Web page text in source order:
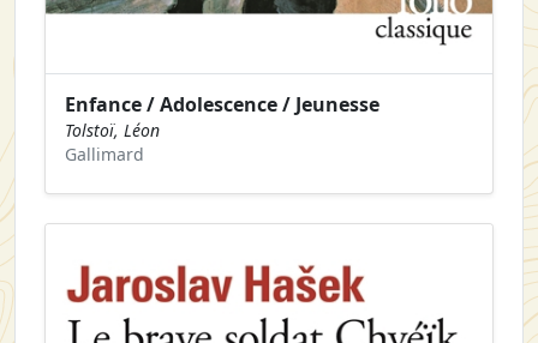
Enfance / Adolescence / Jeunesse
Tolstoï, Léon
Gallimard